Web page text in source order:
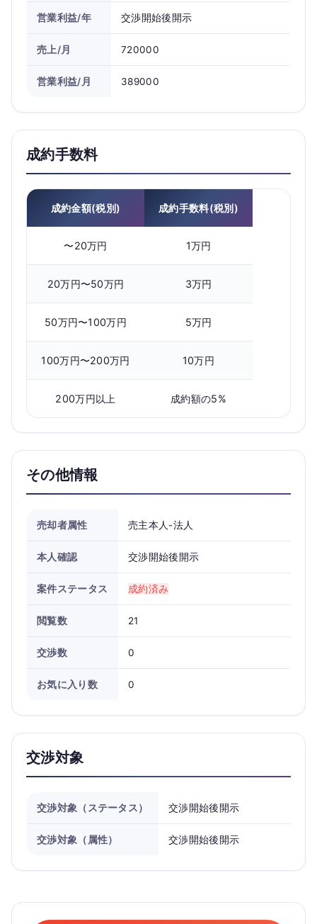
営業利益/年 交渉開始後開示
売上/月 720000
営業利益/月 389000
成約手数料
成約金額(税別) 成約手数料(税別)
〜20万円 1万円
20万円〜50万円 3万円
50万円〜100万円 5万円
100万円〜200万円 10万円
200万円以上 成約額の5%
その他情報
売却者属性 売主本人-法人
本人確認 交渉開始後開示
案件ステータス 成約済み
閲覧数 21
交渉数 0
お気に入り数 0
交渉対象
交渉対象（ステータス） 交渉開始後開示
交渉対象（属性） 交渉開始後開示